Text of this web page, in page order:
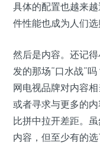
具体的配置也越来
件性能也成为人们选
然后是内容。还记
发的那场“口水战”
网电视品牌对内容
或者寻求与更多的
比拼中拉开差距。
内容，但至少有的选